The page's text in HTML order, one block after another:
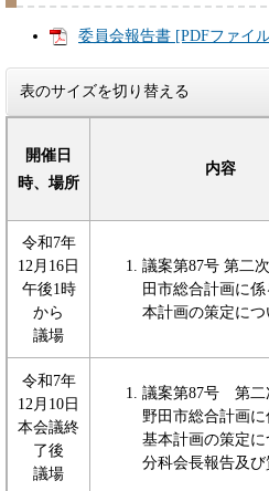
委員会報告書 [PDFファイ
表のサイズを切り替える
開催日
時、場所
内容
令和7年
12月16日
午後1時
から
議場
議案第87号 第二
田市総合計画に
本計画の策定につ
令和7年
12月10日
本会議終
了後
議場
議案第87号 第二
野田市総合計画に
基本計画の策定
分科会長報告及び